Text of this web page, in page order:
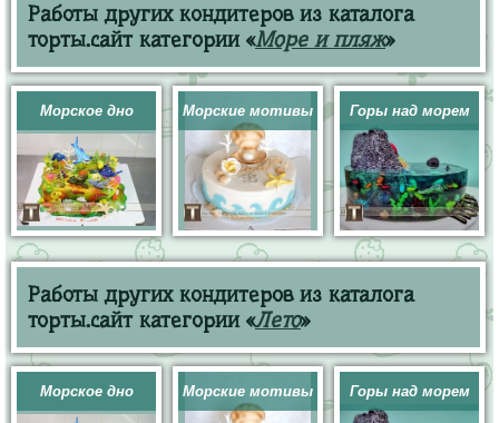
Работы других кондитеров из каталога
торты.сайт категории «Море и пляж»
Морское дно Морские мотивы Горы над морем
Работы других кондитеров из каталога
торты.сайт категории «Лето»
Морское дно Морские мотивы Горы над морем